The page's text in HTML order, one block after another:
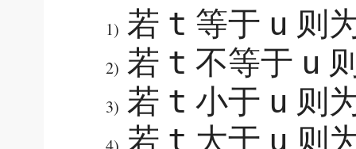
1) 若 t 等于 u 则
2) 若 t 不等于 u
3) 若 t 小于 u 则
若 t 大于 u 则